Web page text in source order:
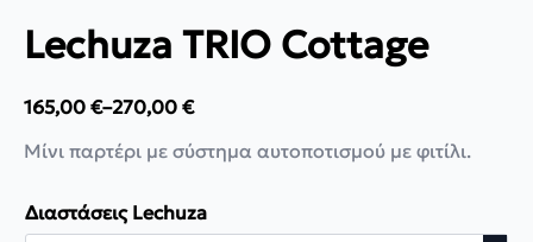
Lechuza TRIO Cottage
165,00 €–270,00 €
Price
range:
165,00 €
270,00 €
Μίνι παρτέρι με σύστημα αυτοποτισμού με φιτίλι.
Διαστάσεις Lechuza